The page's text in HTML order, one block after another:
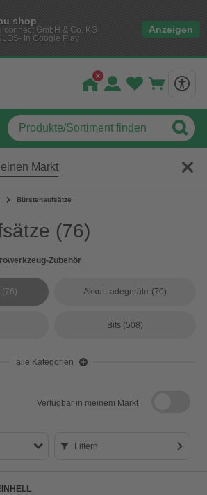
shop
connect GmbH & Co. KG
In Google Play
Anzeigen
Markt
Bürstenaufsätze
(76)
Zubehör
(76) Akku-Ladegeräte (70)
Bits (508)
alle Kategorien
Verfügbar in meinem Markt
Filtern